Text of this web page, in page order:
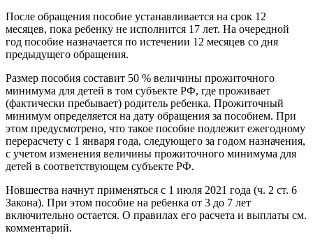
После обращения пособие устанавливается на срок 12
месяцев, пока ребенку не исполнится 17 лет. На очередной
год пособие назначается по истечении 12 месяцев со дня
предыдущего обращения.
Размер пособия составит 50 % величины прожиточного
минимума для детей в том субъекте РФ, где проживает
(фактически пребывает) родитель ребенка. Прожиточный
минимум определяется на дату обращения за пособием. При
этом предусмотрено, что такое пособие подлежит ежегодному
перерасчету с 1 января года, следующего за годом назначения,
с учетом изменения величины прожиточного минимума для
детей в соответствующем субъекте РФ.
Новшества начнут применяться с 1 июля 2021 года (ч. 2 ст. 6
Закона). При этом пособие на ребенка от 3 до 7 лет
включительно остается. О правилах его расчета и выплаты см.
комментарий.